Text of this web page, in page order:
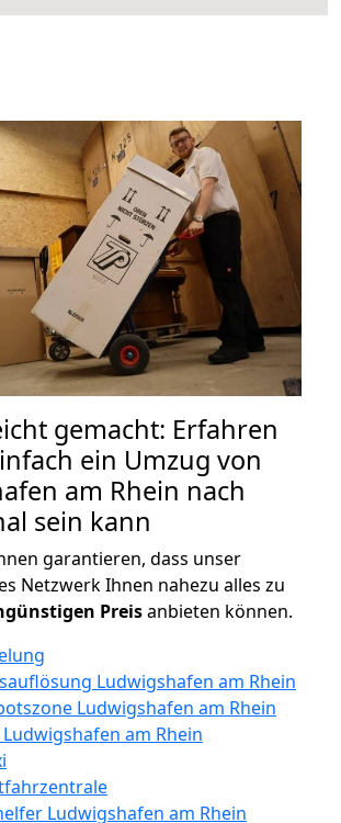
gemacht: Erfahren
ein Umzug von
am Rhein nach
sein kann
garantieren, dass unser
Netzwerk Ihnen nahezu alles zu
Preisanbieten können.
Ludwigshafen am Rhein
Ludwigshafen am Rhein
am Rhein
Ludwigshafen am Rhein